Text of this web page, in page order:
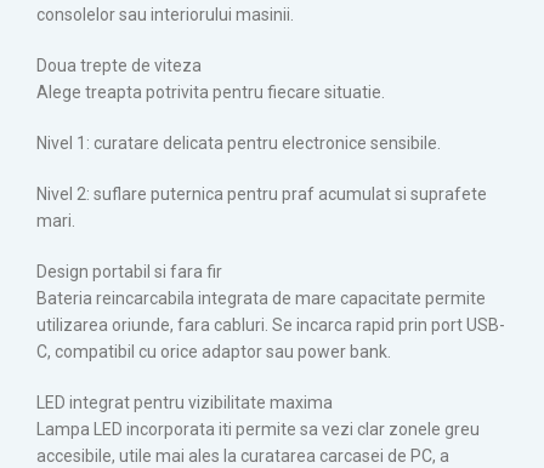
consolelor sau interiorului masinii.
Doua trepte de viteza
Alege treapta potrivita pentru fiecare situatie.
Nivel 1: curatare delicata pentru electronice sensibile.
Nivel 2: suflare puternica pentru praf acumulat si suprafete
mari.
Design portabil si fara fir
Bateria reincarcabila integrata de mare capacitate permite
utilizarea oriunde, fara cabluri. Se incarca rapid prin port USB-
C, compatibil cu orice adaptor sau power bank.
LED integrat pentru vizibilitate maxima
Lampa LED incorporata iti permite sa vezi clar zonele greu
accesibile, utile mai ales la curatarea carcasei de PC, a